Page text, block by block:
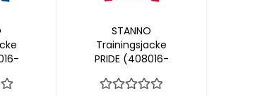
STANNO
Trainingsjacke
PRIDE (408016-